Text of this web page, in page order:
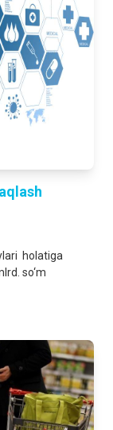
holatiga
so‘m